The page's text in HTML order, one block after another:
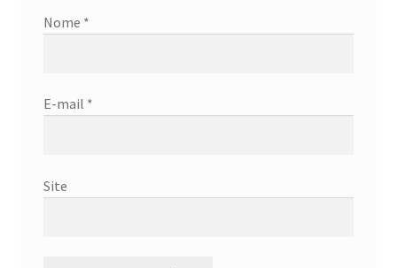
Nome *
E-mail *
Site